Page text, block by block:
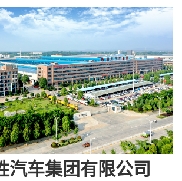
汽车集团有限公司